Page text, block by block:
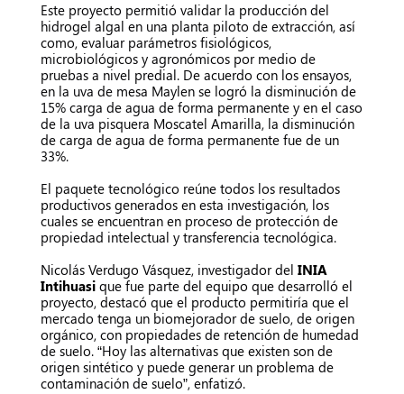
Este proyecto permitió validar la producción del
hidrogel algal en una planta piloto de extracción, así
como, evaluar parámetros fisiológicos,
microbiológicos y agronómicos por medio de
pruebas a nivel predial. De acuerdo con los ensayos,
en la uva de mesa Maylen se logró la disminución de
15% carga de agua de forma permanente y en el caso
de la uva pisquera Moscatel Amarilla, la disminución
de carga de agua de forma permanente fue de un
33%.
El paquete tecnológico reúne todos los resultados
productivos generados en esta investigación, los
cuales se encuentran en proceso de protección de
propiedad intelectual y transferencia tecnológica.
Nicolás Verdugo Vásquez, investigador del INIA
Intihuasi que fue parte del equipo que desarrolló el
proyecto, destacó que el producto permitiría que el
mercado tenga un biomejorador de suelo, de origen
orgánico, con propiedades de retención de humedad
de suelo. “Hoy las alternativas que existen son de
origen sintético y puede generar un problema de
contaminación de suelo”, enfatizó.